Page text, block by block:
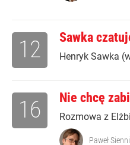
Sawka
Henryk Sawka
12
Nie chcę
Rozmowa z
16
Paweł